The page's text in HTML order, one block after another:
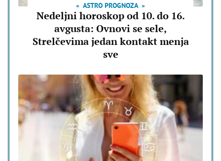
ASTRO PROGNOZA
Nedeljni horoskop od 10. do 16.
avgusta: Ovnovi se sele,
Strelčevima jedan kontakt menja
sve